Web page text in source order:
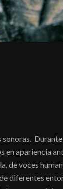
en apariencia
de voces
diferentes